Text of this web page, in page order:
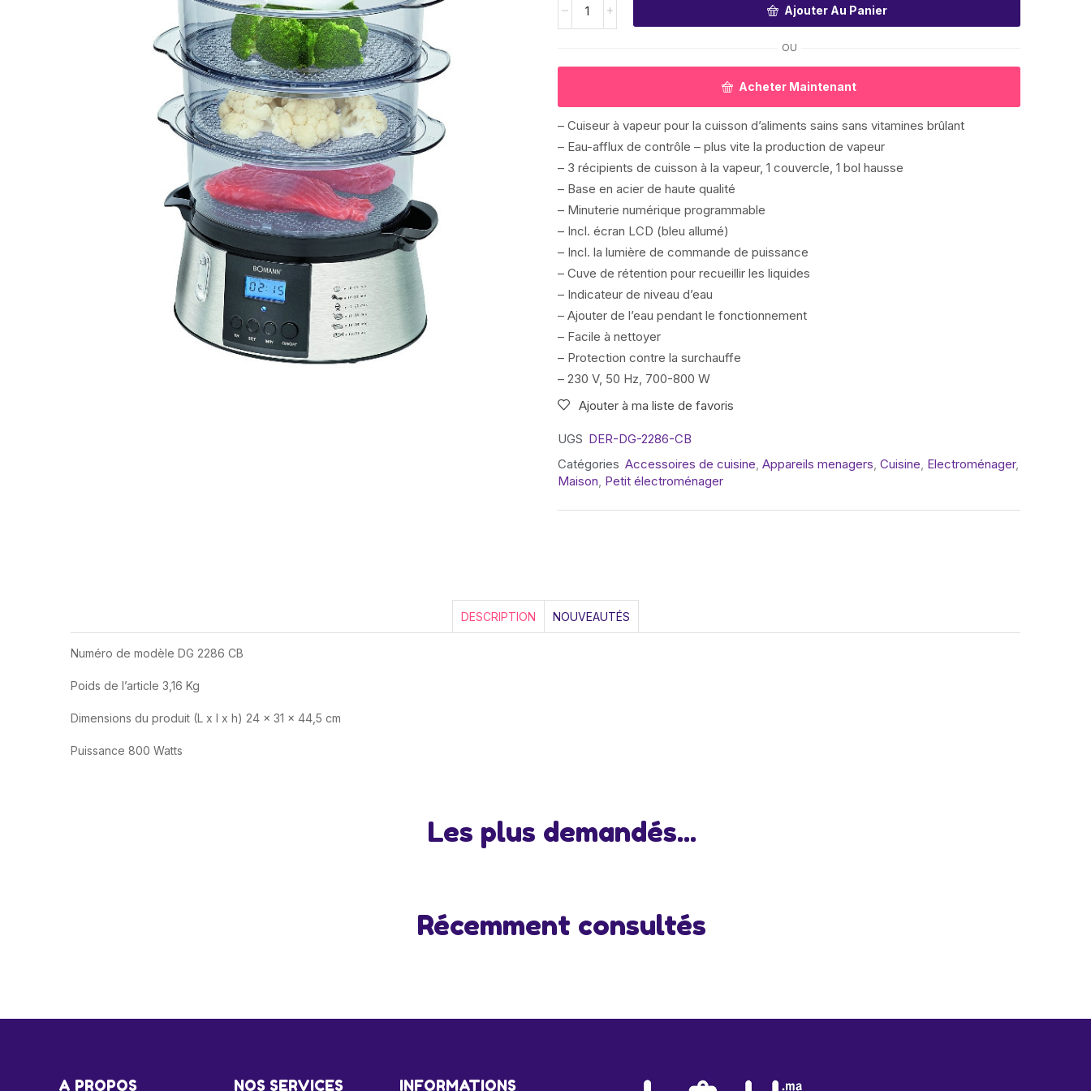
Ajouter Au Panier
OU
Acheter Maintenant
– Cuiseur à vapeur pour la cuisson d’aliments sains sans vitamines brûlant
– Eau-afflux de contrôle – plus vite la production de vapeur
– 3 récipients de cuisson à la vapeur, 1 couvercle, 1 bol hausse
– Base en acier de haute qualité
– Minuterie numérique programmable
– Incl. écran LCD (bleu allumé)
– Incl. la lumière de commande de puissance
– Cuve de rétention pour recueillir les liquides
– Indicateur de niveau d’eau
– Ajouter de l’eau pendant le fonctionnement
– Facile à nettoyer
– Protection contre la surchauffe
– 230 V, 50 Hz, 700-800 W
Ajouter à ma liste de favoris
UGS DER-DG-2286-CB
Catégories Accessoires de cuisine, Appareils menagers, Cuisine, Electroménager,
Maison, Petit électroménager
DESCRIPTION NOUVEAUTÉS
Numéro de modèle DG 2286 CB
Poids de l’article 3,16 Kg
Dimensions du produit (L x l x h) 24 x 31 x 44,5 cm
Puissance 800 Watts
Les plus demandés...
Récemment consultés
A PROPOS NOS SERVICES INFORMATIONS